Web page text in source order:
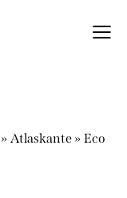
» Atlaskante » Eco